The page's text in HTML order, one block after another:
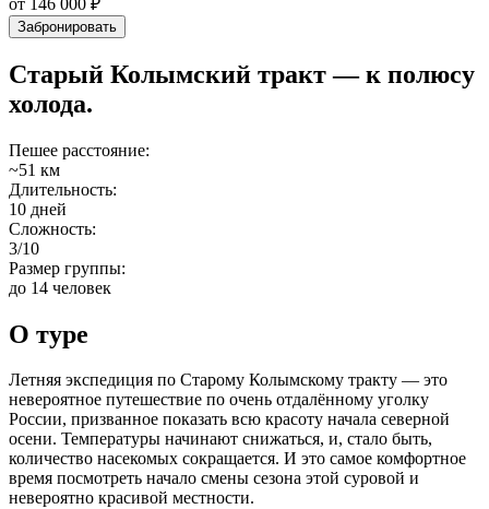
Забронировать
Старый Колымский тракт — к полюсу
холода.
Пешее расстояние:
~51 км
Длительность:
10 дней
Сложность:
3/10
Размер группы:
до 14 человек
О туре
Летняя экспедиция по Старому Колымскому тракту — это
невероятное путешествие по очень отдалённому уголку
России, призванное показать всю красоту начала северной
осени. Температуры начинают снижаться, и, стало быть,
количество насекомых сокращается. И это самое комфортное
время посмотреть начало смены сезона этой суровой и
невероятно красивой местности.